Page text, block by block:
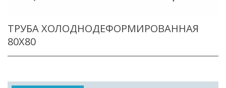
ТРУБА ХОЛОДНОДЕФОРМИРОВАННАЯ
80X80